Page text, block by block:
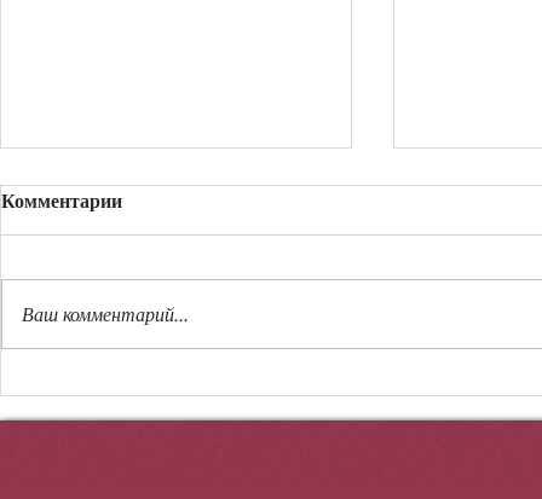
Өз ісінің білгірі
АЛТЫН
Комментарии
Ваш комментарий...